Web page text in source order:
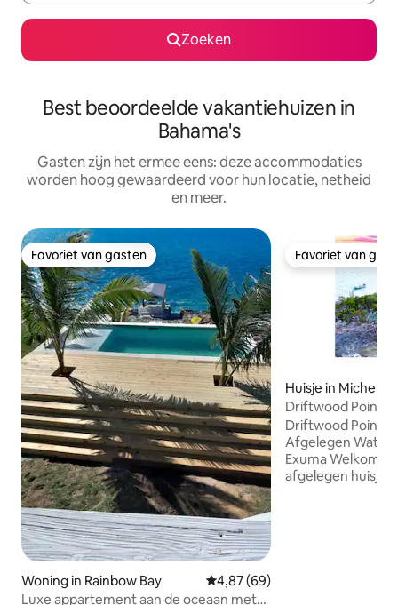
Zoeken
Best beoordeelde vakantiehuizen in
Bahama's
Gasten zijn het ermee eens: deze accommodaties
worden hoog gewaardeerd voor hun locatie, netheid
en meer.
Favoriet van gasten
Favoriet van gasten
Woning in Rainbow Bay Gemiddelde beoordeling van
4,87 (69)
Luxe appartement aan de oceaan met
Favoriet van
Favoriet van
Huisje in
Driftwood Point –
water, Exuma
Driftwood Point
Afgelegen
Exuma Welkom bij Driftwood Point, een
afgelegen huisje